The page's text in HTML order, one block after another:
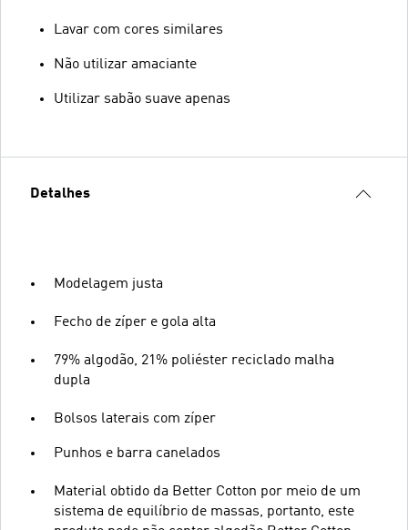
Lavar com cores similares
Não utilizar amaciante
Utilizar sabão suave apenas
Detalhes
Modelagem justa
Fecho de zíper e gola alta
79% algodão, 21% poliéster reciclado malha
dupla
Bolsos laterais com zíper
Punhos e barra canelados
Material obtido da Better Cotton por meio de um
sistema de equilíbrio de massas, portanto, este